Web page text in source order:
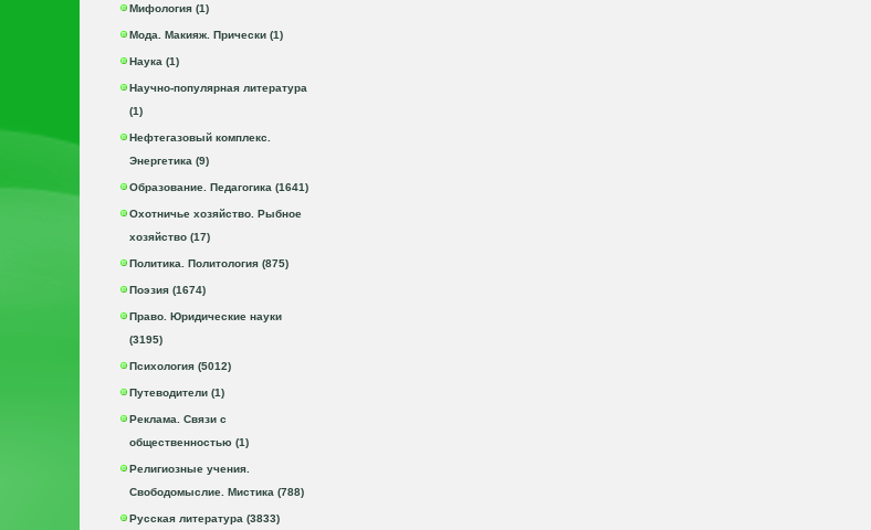
Мифология (1)
Мода. Макияж. Прически (1)
Наука (1)
Научно-популярная литература
(1)
Нефтегазовый комплекс.
Энергетика (9)
Образование. Педагогика (1641)
Охотничье хозяйство. Рыбное
хозяйство (17)
Политика. Политология (875)
Поэзия (1674)
Право. Юридические науки
(3195)
Психология (5012)
Путеводители (1)
Реклама. Связи с
общественностью (1)
Религиозные учения.
Свободомыслие. Мистика (788)
Русская литература (3833)